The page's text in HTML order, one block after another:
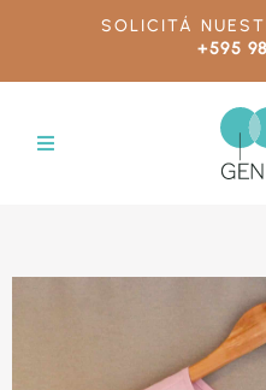
SOLICITÁ
+595